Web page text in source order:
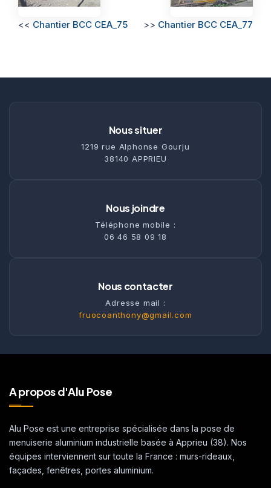
<< Chantier BCC CEA_75 >> Chantier BCC CEA_77
Nous situer
1219 rue Alphonse Gourju
38140 APPRIEU
Nous joindre
Téléphone mobile :
06 46 58 09 18
Nous contacter
Adresse mail :
fruocoanthony@gmail.com
A propos d'Alu Pose
Alu Pose est une entreprise spécialisée dans la pose de
menuiserie aluminium industrielle basée à Apprieu (38). Nos
équipes interviennent sur toute la France : murs-rideaux,
façades, fenêtres, portes aluminium.